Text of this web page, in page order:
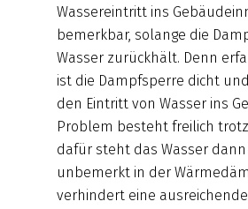
Wassereintritt ins
bemerkbar, solange die
Wasser zurückhält. Denn
ist die Dampfsperre dicht
den Eintritt von Wasser ins
Problem besteht freilich
dafür steht das Wasser
unbemerkt in der
verhindert eine ausreichende